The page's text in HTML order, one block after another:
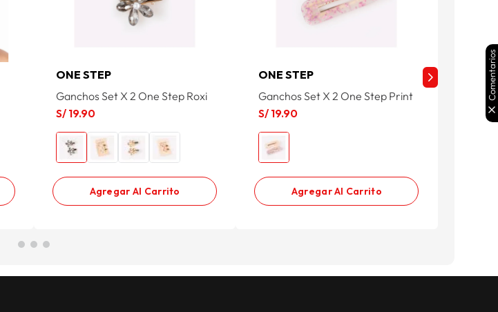
ONE STEP
Ganchos Set X 2 One Step Roxi
S/ 19.90
Agregar Al Carrito
ONE STEP
Ganchos Set X 2 One Step Print
S/ 19.90
Agregar Al Carrito
ONEComentarios